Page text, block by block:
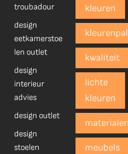
troubadour
design
eetkamerstoe
len outlet
design
interieur
advies
design outlet
design
stoelen
kleuren
kwaliteit
lichte
kleuren
meubels